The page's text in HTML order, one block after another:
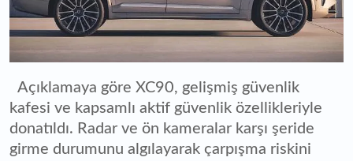
Açıklamaya göre XC90, gelişmiş güvenlik
kafesi ve kapsamlı aktif güvenlik özellikleriyle
donatıldı. Radar ve ön kameralar karşı şeride
girme durumunu algılayarak çarpışma riskini